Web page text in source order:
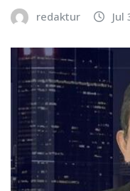
redaktur Jul